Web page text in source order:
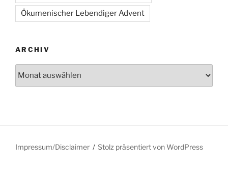
Ökumenischer Lebendiger Advent
ARCHIV
Impressum/Disclaimer Stolz präsentiert von WordPress